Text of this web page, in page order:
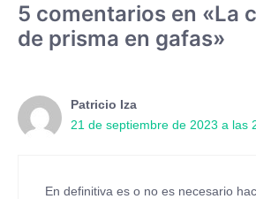
5 comentarios en «La
de prisma en gafas»
Patricio Iza
21 de septiembre de 2023 a las
En definitiva es o no es necesario